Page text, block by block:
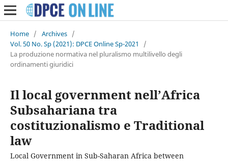
Home / Archives /
Vol. 50 No. Sp (2021): DPCE Online Sp-2021
/
La produzione normativa nel pluralismo multilivello degli
ordinamenti giuridici
Il local government nell’Africa
Subsahariana tra
costituzionalismo e Traditional
law
Local Government in Sub-Saharan Africa between